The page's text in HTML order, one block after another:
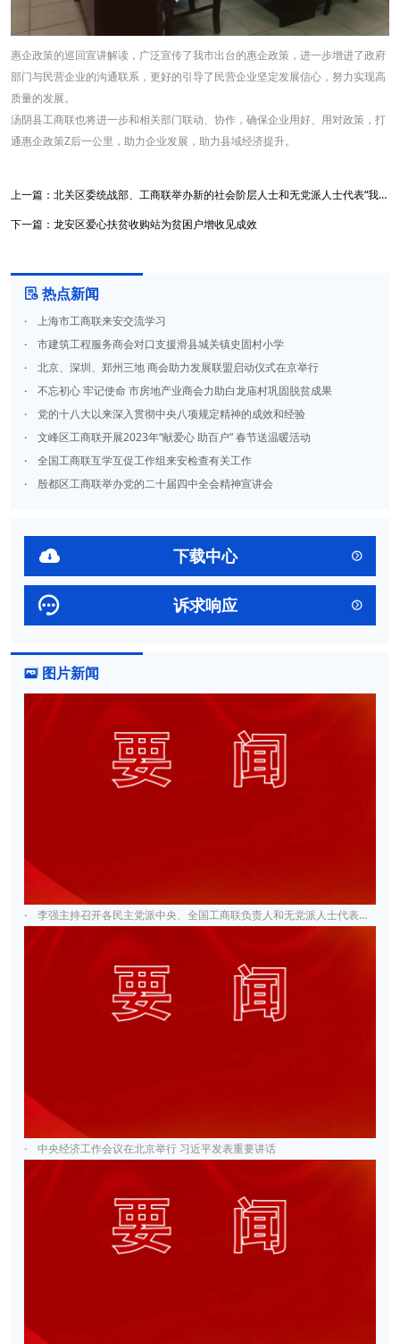
 热点新闻
· 上海市工商联来安交流学习
· 市建筑工程服务商会对口支援滑县城关镇史固村小学
· 北京、深圳、郑州三地 商会助力发展联盟启动仪式在京举行
· 不忘初心 牢记使命 市房地产业商会力助白龙庙村巩固脱贫成果
· 党的十八大以来深入贯彻中央八项规定精神的成效和经验
· 文峰区工商联开展2023年“献爱心 助百户” 春节送温暖活动
· 全国工商联互学互促工作组来安检查有关工作
· 殷都区工商联举办党的二十届四中全会精神宣讲会
 下载中心 
 诉求响应 
 图片新闻
· 李强主持召开各民主党派中央、全国工商联负责人和无党派人士代表座谈会
· 中央经济工作会议在北京举行 习近平发表重要讲话
惠企政策的巡回宣讲解读，广泛宣传了我市出台的惠企政策，进一步增进了政府
部门与民营企业的沟通联系，更好的引导了民营企业坚定发展信心，努力实现高
质量的发展。
汤阴县工商联也将进一步和相关部门联动、协作，确保企业用好、用对政策，打
通惠企政策Z后一公里，助力企业发展，助力县域经济提升。
上一篇： 北关区委统战部、工商联举办新的社会阶层人士和无党派人士代表“我和我的祖国” 快闪活动
下一篇： 龙安区爱心扶贫收购站为贫困户增收见成效